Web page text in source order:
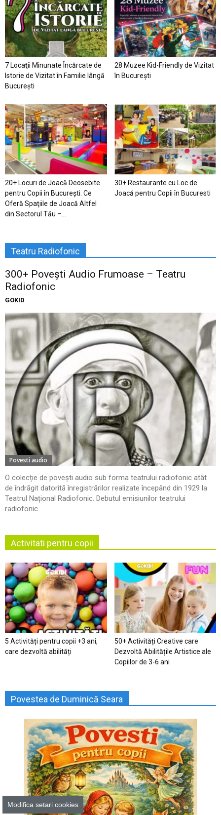
7 Locaţii Minunate Încărcate de
Istorie de Vizitat în Familie lângă
București
28 Muzee Kid-Friendly de Vizitat
în București
20+ Locuri de Joacă Deosebite
pentru Copii în Bucureşti. Ce
Oferă Spaţiile de Joacă Altfel
din Sectorul Tău –...
30+ Restaurante cu Loc de
Joacă pentru Copii în Bucuresti
Teatru Radiofonic
300+ Povești Audio Frumoase – Teatru
Radiofonic
GOKID
Povesti audio
O colecție de povești audio sub forma teatrului radiofonic atât
de îndrăgit datorită înregistrărilor realizate începând din 1929 la
Teatrul Național Radiofonic. Debutul emisiunilor teatrului
radiofonic...
Activitati pentru copii
5 Activități pentru copii +3 ani,
care dezvoltă abilități
50+ Activități Creative care
Dezvoltă Abilitățile Artistice ale
Copiilor de 3-6 ani
Povestea de Duminică Seara
Modifica setari cookies